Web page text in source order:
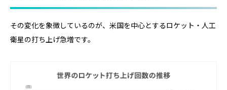
その変化を象徴しているのが、米国を中心とするロケット・人工
衛星の打ち上げ急増です。